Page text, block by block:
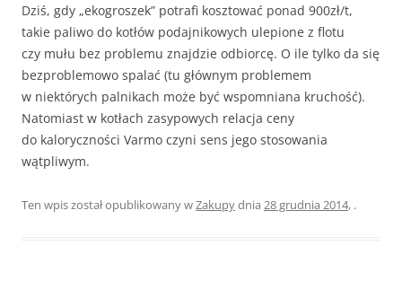
Dziś, gdy „ekogroszek” potrafi kosztować ponad 900zł/t,
takie paliwo do kotłów podajnikowych ulepione z flotu
czy mułu bez problemu znajdzie odbiorcę. O ile tylko da się
bezproblemowo spalać (tu głównym problemem
w niektórych palnikach może być wspomniana kruchość).
Natomiast w kotłach zasypowych relacja ceny
do kaloryczności Varmo czyni sens jego stosowania
wątpliwym.
Ten wpis został opublikowany wZakupydnia 28 grudnia 2014, .